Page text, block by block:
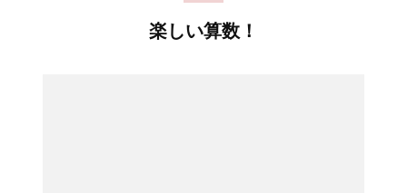
楽しい算数！